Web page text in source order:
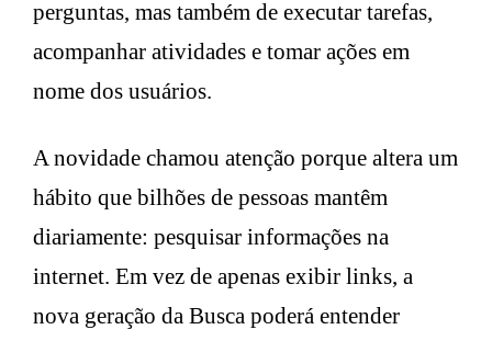
perguntas, mas também de executar tarefas,
acompanhar atividades e tomar ações em
nome dos usuários.
A novidade chamou atenção porque altera um
hábito que bilhões de pessoas mantêm
diariamente: pesquisar informações na
internet. Em vez de apenas exibir links, a
nova geração da Busca poderá entender